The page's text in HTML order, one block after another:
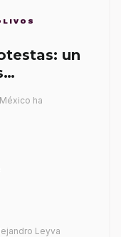
un
ha
Leyva